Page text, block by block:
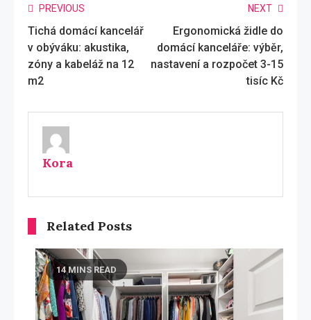
Read
more
articles
PREVIOUS
Tichá domácí kancelář
v obýváku: akustika,
zóny a kabeláž na 12
m2
NEXT
Ergonomická židle do
domácí kanceláře: výběr,
nastavení a rozpočet 3-15
tisíc Kč
Kora
Related Posts
14 MINS READ